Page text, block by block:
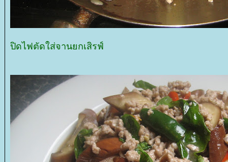
ปิดไฟตัดใส่จานยกเสิรฟ์